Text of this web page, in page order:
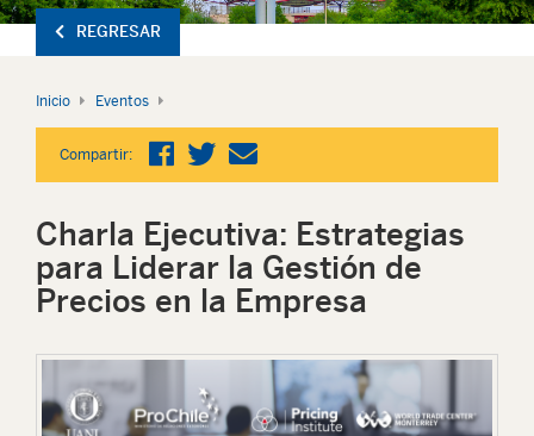
REGRESAR
Inicio Eventos
Compartir:
Charla Ejecutiva: Estrategias
para Liderar la Gestión de
Precios en la Empresa